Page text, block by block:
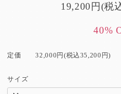
19,200円(税
40%
定価 32,000円(税込35,200円)
サイズ